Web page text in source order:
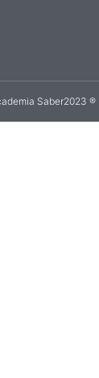
Saber2023 ®